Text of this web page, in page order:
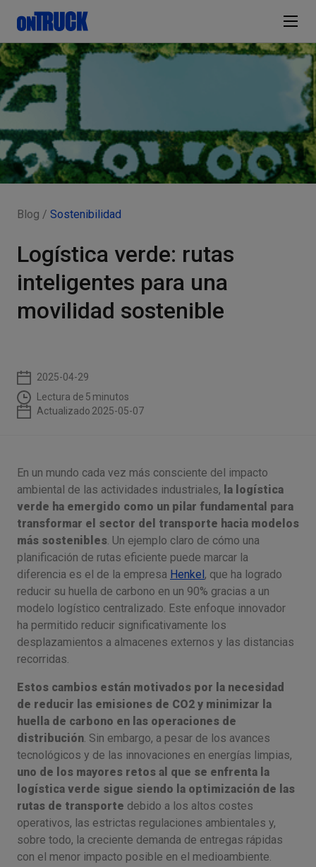
Blog / Sostenibilidad
2025-04-29
Lectura de 5 minutos
Actualizado 2025-05-07
Logística verde: rutas
inteligentes para una
movilidad sostenible
En un mundo cada vez más consciente del impacto
ambiental de las actividades industriales, la logística
verde ha emergido como un pilar fundamental para
transformar el sector del transporte hacia modelos
más sostenibles. Un ejemplo claro de cómo una
planificación de rutas eficiente puede marcar la
diferencia es el de la empresa Henkel, que ha logrado
reducir su huella de carbono en un 90% gracias a un
modelo logístico centralizado. Este enfoque innovador
ha permitido reducir significativamente los
desplazamientos a almacenes externos y las distancias
recorridas.
Estos cambios están motivados por la necesidad
de reducir las emisiones de CO2 y minimizar la
huella de carbono en las operaciones de
distribución. Sin embargo, a pesar de los avances
tecnológicos y de las innovaciones en energías limpias,
uno de los mayores retos al que se enfrenta la
logística verde sigue siendo la optimización de las
rutas de transporte debido a los altos costes
operativos, las estrictas regulaciones ambientales y,
sobre todo, la creciente demanda de entregas rápidas
con el menor impacto posible en el medioambiente.